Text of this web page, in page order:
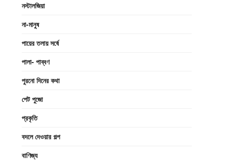
নস্টালজিয়া
না-মানুষ
পায়ের তলায় সর্ষে
পালা- পাব্বণ
পুরনো দিনের কথা
পেট পুজো
প্রকৃতি
বদলে দেওয়ার গল্প
বাণিজ্য